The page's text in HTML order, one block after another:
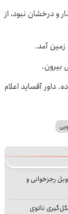
و درخشان نبود، از
داور آفساید اعلام
رجزخوانی و
ناتوی